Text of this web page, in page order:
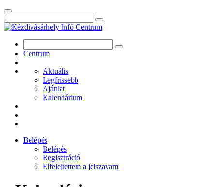
Centrum
Aktuális
Legfrissebb
Ajánlat
Kalendárium
Belépés
Belépés
Regisztráció
Elfelejtettem a jelszavam